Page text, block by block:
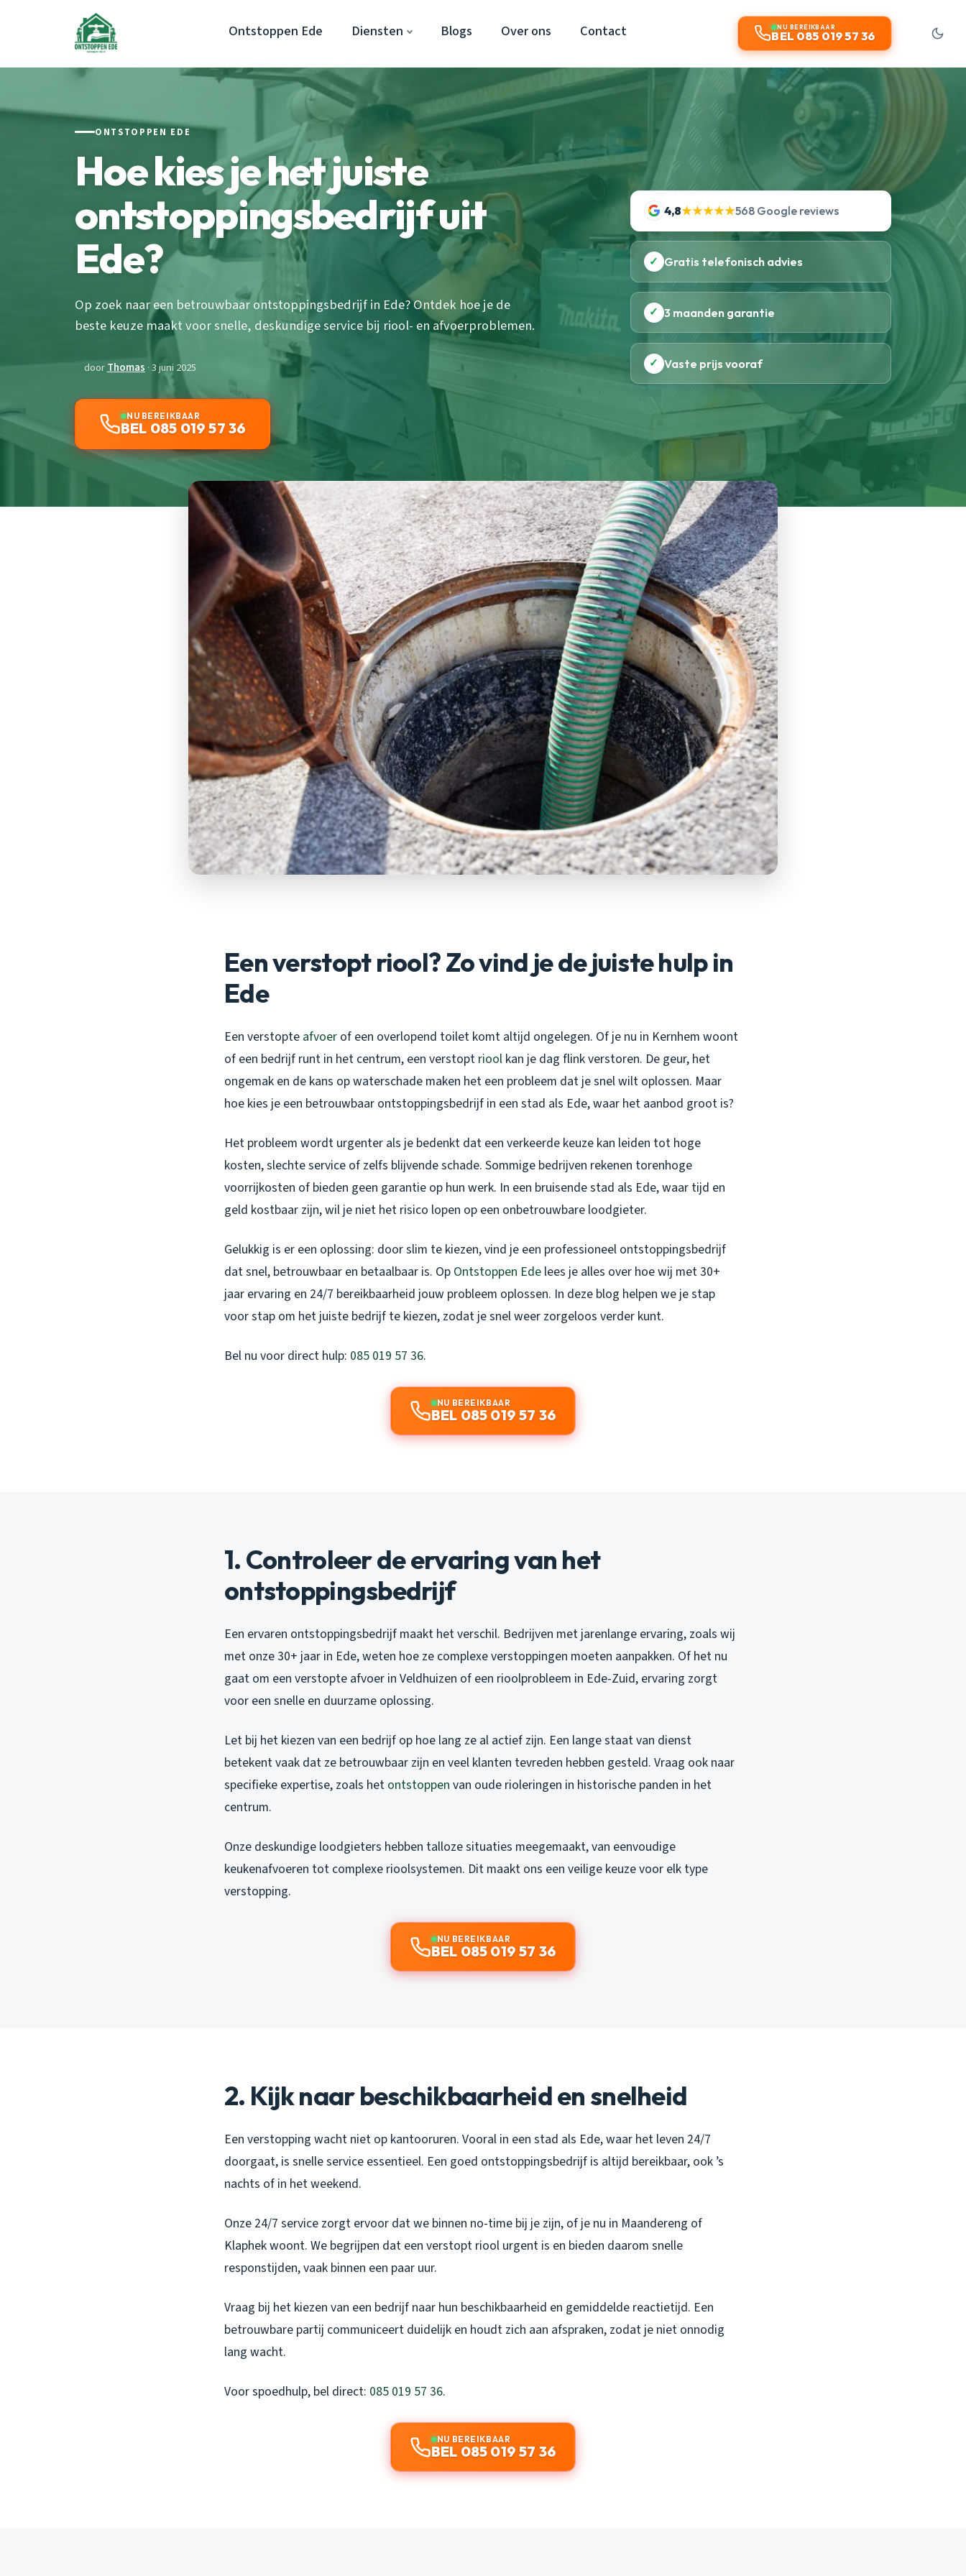
Ontstoppen Ede Diensten Blogs Over ons Contact NU BEREIKBAAR
BEL 085 019 57 36
ONTSTOPPEN EDE
Hoe kies je het juiste
ontstoppingsbedrijf uit
Ede?
Op zoek naar een betrouwbaar ontstoppingsbedrijf in Ede? Ontdek hoe je de
beste keuze maakt voor snelle, deskundige service bij riool- en afvoerproblemen.
doorThomas · 3 juni 2025
NU BEREIKBAAR
BEL 085 019 57 36
4,8★★★★★568 Google reviews
✓ Gratis telefonisch advies
✓ 3 maanden garantie
✓ Vaste prijs vooraf
Een verstopt riool? Zo vind je de juiste hulp in
Ede
Een verstopte afvoer of een overlopend toilet komt altijd ongelegen. Of je nu in Kernhem woont
of een bedrijf runt in het centrum, een verstopt riool kan je dag flink verstoren. De geur, het
ongemak en de kans op waterschade maken het een probleem dat je snel wilt oplossen. Maar
hoe kies je een betrouwbaar ontstoppingsbedrijf in een stad als Ede, waar het aanbod groot is?
Het probleem wordt urgenter als je bedenkt dat een verkeerde keuze kan leiden tot hoge
kosten, slechte service of zelfs blijvende schade. Sommige bedrijven rekenen torenhoge
voorrijkosten of bieden geen garantie op hun werk. In een bruisende stad als Ede, waar tijd en
geld kostbaar zijn, wil je niet het risico lopen op een onbetrouwbare loodgieter.
Gelukkig is er een oplossing: door slim te kiezen, vind je een professioneel ontstoppingsbedrijf
dat snel, betrouwbaar en betaalbaar is. Op Ontstoppen Ede lees je alles over hoe wij met 30+
jaar ervaring en 24/7 bereikbaarheid jouw probleem oplossen. In deze blog helpen we je stap
voor stap om het juiste bedrijf te kiezen, zodat je snel weer zorgeloos verder kunt.
Bel nu voor direct hulp: 085 019 57 36.
NU BEREIKBAAR
BEL 085 019 57 36
1. Controleer de ervaring van het
ontstoppingsbedrijf
Een ervaren ontstoppingsbedrijf maakt het verschil. Bedrijven met jarenlange ervaring, zoals wij
met onze 30+ jaar in Ede, weten hoe ze complexe verstoppingen moeten aanpakken. Of het nu
gaat om een verstopte afvoer in Veldhuizen of een rioolprobleem in Ede-Zuid, ervaring zorgt
voor een snelle en duurzame oplossing.
Let bij het kiezen van een bedrijf op hoe lang ze al actief zijn. Een lange staat van dienst
betekent vaak dat ze betrouwbaar zijn en veel klanten tevreden hebben gesteld. Vraag ook naar
specifieke expertise, zoals het ontstoppen van oude rioleringen in historische panden in het
centrum.
Onze deskundige loodgieters hebben talloze situaties meegemaakt, van eenvoudige
keukenafvoeren tot complexe rioolsystemen. Dit maakt ons een veilige keuze voor elk type
verstopping.
NU BEREIKBAAR
BEL 085 019 57 36
2. Kijk naar beschikbaarheid en snelheid
Een verstopping wacht niet op kantooruren. Vooral in een stad als Ede, waar het leven 24/7
doorgaat, is snelle service essentieel. Een goed ontstoppingsbedrijf is altijd bereikbaar, ook ’s
nachts of in het weekend.
Onze 24/7 service zorgt ervoor dat we binnen no-time bij je zijn, of je nu in Maandereng of
Klaphek woont. We begrijpen dat een verstopt riool urgent is en bieden daarom snelle
responstijden, vaak binnen een paar uur.
Vraag bij het kiezen van een bedrijf naar hun beschikbaarheid en gemiddelde reactietijd. Een
betrouwbare partij communiceert duidelijk en houdt zich aan afspraken, zodat je niet onnodig
lang wacht.
Voor spoedhulp, bel direct: 085 019 57 36.
NU BEREIKBAAR
BEL 085 019 57 36